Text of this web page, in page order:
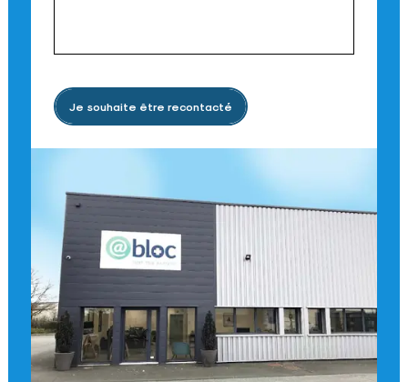
Je souhaite être recontacté